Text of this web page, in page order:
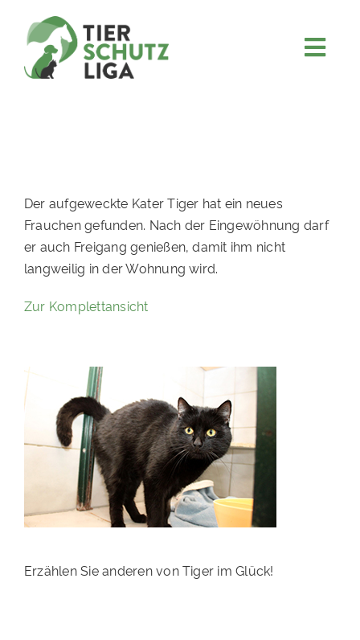
content
FÖRDERN & VERERBEN
KOOPERATIONEN
TIERHEIMTIERE
PATENSCHAFTEN
HELFER WERDEN
RATGEBER
Der aufgeweckte Kater Tiger hat ein neues
Frauchen gefunden. Nach der Eingewöhnung darf
er auch Freigang genießen, damit ihm nicht
langweilig in der Wohnung wird.
Zur Komplettansicht
Erzählen Sie anderen von Tiger im Glück!